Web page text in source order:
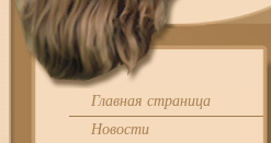
Главная страница
Новости